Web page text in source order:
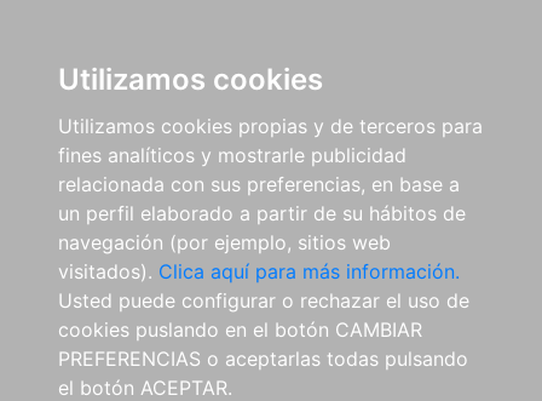
Utilizamos cookies
Utilizamos cookies propias y de terceros para
fines analíticos y mostrarle publicidad
relacionada con sus preferencias, en base a
un perfil elaborado a partir de su hábitos de
navegación (por ejemplo, sitios web
visitados). Clica aquí para más información.
Usted puede configurar o rechazar el uso de
cookies puslando en el botón CAMBIAR
PREFERENCIAS o aceptarlas todas pulsando
el botón ACEPTAR.